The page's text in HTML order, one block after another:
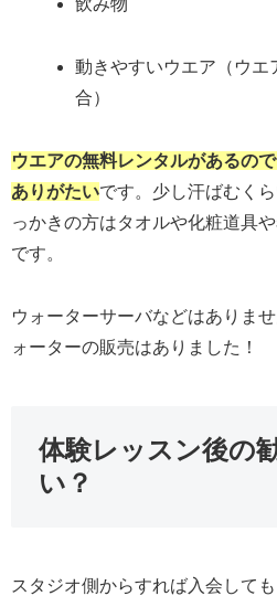
飲み物
動きやすいウエア（ウエ
合）
ウエアの無料レンタルがあるの
ありがたいです。少し汗ばむく
っかきの方はタオルや化粧道具
です。
ウォーターサーバなどはありま
ォーターの販売はありました！
体験レッスン後の
い？
スタジオ側からすれば入会して